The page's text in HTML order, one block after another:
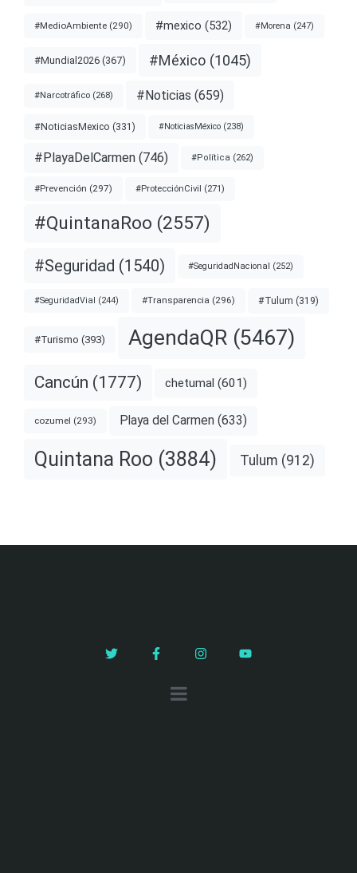
#MedioAmbiente (290) #mexico (532) #Morena (247)
#Mundial2026 (367) #México (1045)
#Narcotráfico (268) #Noticias (659)
#NoticiasMexico (331) #NoticiasMéxico (238)
#PlayaDelCarmen (746) #Política (262)
#Prevención (297) #ProtecciónCivil (271)
#QuintanaRoo (2557)
#Seguridad (1540) #SeguridadNacional (252)
#SeguridadVial (244) #Transparencia (296) #Tulum (319)
#Turismo (393) AgendaQR (5467)
Cancún (1777) chetumal (601)
cozumel (293) Playa del Carmen (633)
Quintana Roo (3884) Tulum (912)